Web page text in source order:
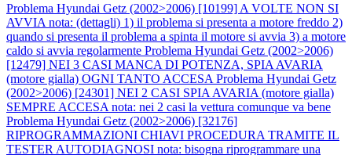
Problema Hyundai Getz (2002>2006) [10199] A VOLTE NON SI
AVVIA nota: (dettagli) 1) il problema si presenta a motore freddo 2)
quando si presenta il problema a spinta il motore si avvia 3) a motore
caldo si avvia regolarmente Problema Hyundai Getz (2002>2006)
[12479] NEI 3 CASI MANCA DI POTENZA, SPIA AVARIA
(motore gialla) OGNI TANTO ACCESA Problema Hyundai Getz
(2002>2006) [24301] NEI 2 CASI SPIA AVARIA (motore gialla)
SEMPRE ACCESA nota: nei 2 casi la vettura comunque va bene
Problema Hyundai Getz (2002>2006) [32176]
RIPROGRAMMAZIONI CHIAVI PROCEDURA TRAMITE IL
TESTER AUTODIAGNOSI nota: bisogna riprogrammare una